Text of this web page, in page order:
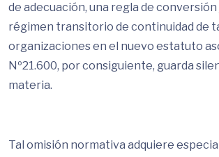
de adecuación, una regla de conversión
régimen transitorio de continuidad de
organizaciones en el nuevo estatuto
Nº21.600, por consiguiente, guarda
materia.
Tal omisión normativa adquiere